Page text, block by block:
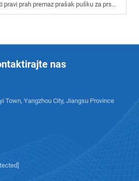
premaz prašak pušku za prskanje za svoju proizvodnu liniju
nas
Town, Yangzhou City, Jiangsu Province